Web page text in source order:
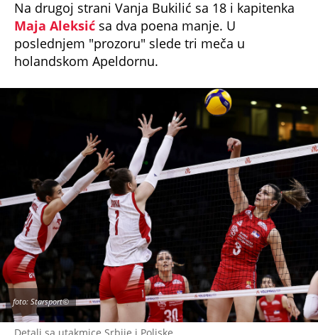
Maja Aleksićsa dva poena manje. U
poslednjem "prozoru" slede tri meča u
holandskom Apeldornu.
Detalj sa utakmice Srbije i Poljske
foto: Starsport©